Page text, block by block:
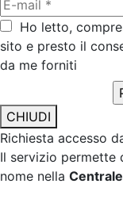
Ho letto,
sito e presto il
da me forniti
CHIUDI
Richiesta accesso
Il servizio permette
nome nella